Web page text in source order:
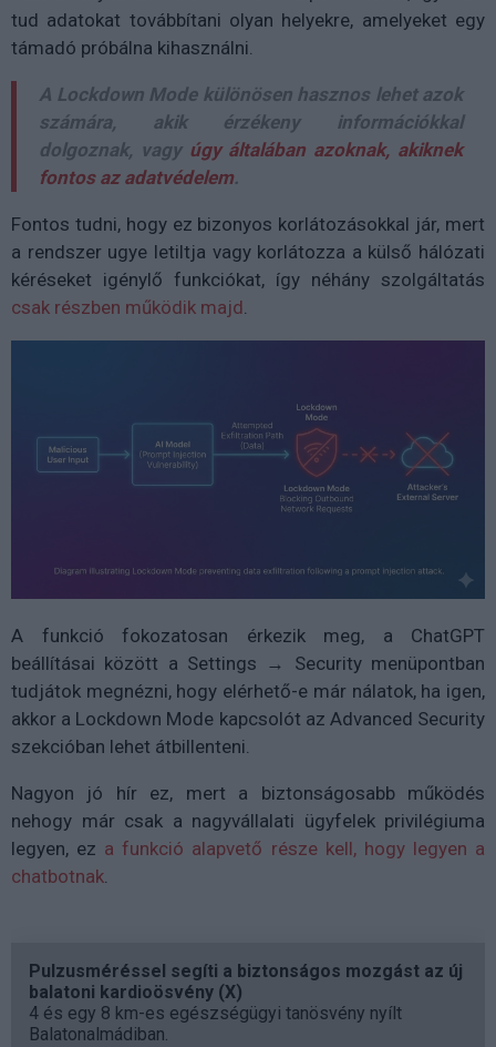
tud adatokat továbbítani olyan helyekre, amelyeket egy
támadó próbálna kihasználni.
A Lockdown Mode különösen hasznos lehet azok
számára, akik érzékeny információkkal
dolgoznak, vagyúgy általában azoknak, akiknek
fontos az adatvédelem.
Fontos tudni, hogy ez bizonyos korlátozásokkal jár, mert
a rendszer ugye letiltja vagy korlátozza a külső hálózati
kéréseket igénylő funkciókat, így néhány szolgáltatás
csak részben működik majd.
A funkció fokozatosan érkezik meg, a ChatGPT
beállításai között a Settings → Securitymenüpontban
tudjátok megnézni, hogy elérhető-e már nálatok, ha igen,
akkor a Lockdown Mode kapcsolót az Advanced Security
szekcióban lehet átbillenteni.
Nagyon jó hír ez, mert a biztonságosabb működés
nehogy már csak a nagyvállalati ügyfelek privilégiuma
legyen, ez a funkció alapvető része kell, hogy legyen a
chatbotnak.
Pulzusméréssel segíti a biztonságos mozgást az új
balatoni kardioösvény (X)
4 és egy 8 km-es egészségügyi tanösvény nyílt
Balatonalmádiban.